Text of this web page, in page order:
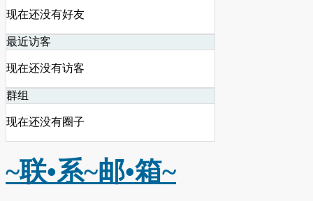
现在还没有好友
最近访客
现在还没有访客
群组
现在还没有圈子
~联•系~邮•箱~